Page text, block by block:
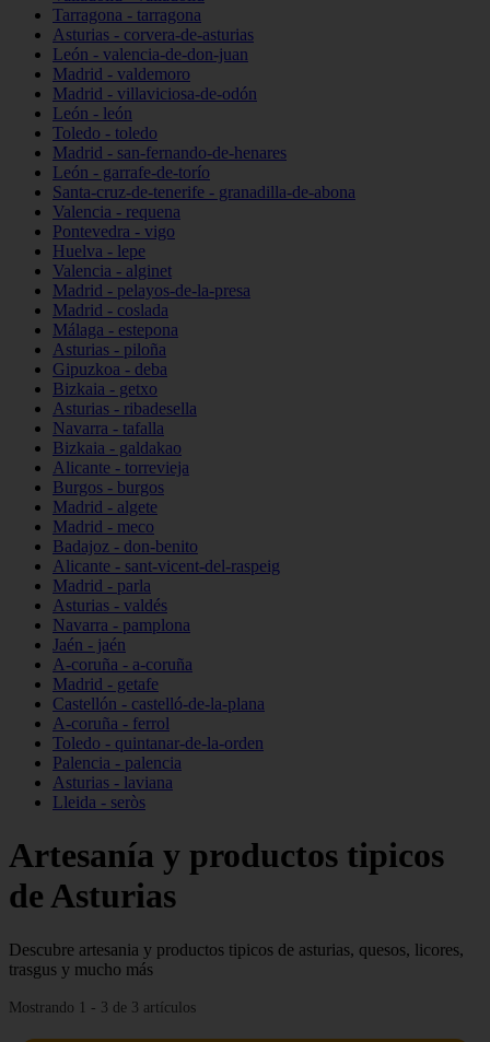
Tarragona - tarragona
Asturias - corvera-de-asturias
León - valencia-de-don-juan
Madrid - valdemoro
Madrid - villaviciosa-de-odón
León - león
Toledo - toledo
Madrid - san-fernando-de-henares
León - garrafe-de-torío
Santa-cruz-de-tenerife - granadilla-de-abona
Valencia - requena
Pontevedra - vigo
Huelva - lepe
Valencia - alginet
Madrid - pelayos-de-la-presa
Madrid - coslada
Málaga - estepona
Asturias - piloña
Gipuzkoa - deba
Bizkaia - getxo
Asturias - ribadesella
Navarra - tafalla
Bizkaia - galdakao
Alicante - torrevieja
Burgos - burgos
Madrid - algete
Madrid - meco
Badajoz - don-benito
Alicante - sant-vicent-del-raspeig
Madrid - parla
Asturias - valdés
Navarra - pamplona
Jaén - jaén
A-coruña - a-coruña
Madrid - getafe
Castellón - castelló-de-la-plana
A-coruña - ferrol
Toledo - quintanar-de-la-orden
Palencia - palencia
Asturias - laviana
Lleida - seròs
Artesanía y productos tipicos
de Asturias
Descubre artesania y productos tipicos de asturias, quesos, licores,
trasgus y mucho más
Mostrando 1 - 3 de 3 artículos